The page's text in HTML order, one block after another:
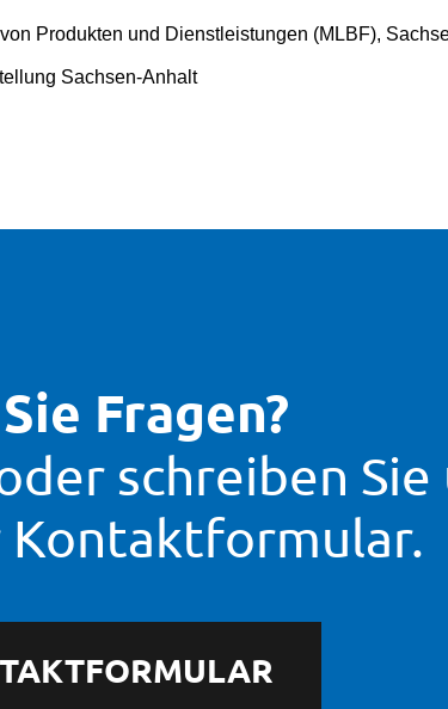
Produkten und Dienstleistungen (MLBF),
Sachsen-Anhalt
Fragen?
schreiben Sie
Kontaktformular.